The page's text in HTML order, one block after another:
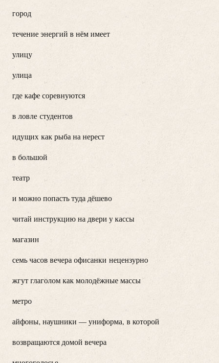
город
течение энергий в нём имеет
улицу
улица
где кафе соревнуются
в ловле студентов
идущих как рыба на нерест
в большой
театр
и можно попасть туда дёшево
читай инструкцию на двери у кассы
магазин
семь часов вечера офисанки нецензурно
жгут глаголом как молодёжные массы
метро
айфоны, наушники — униформа, в которой
возвращаются домой вечера